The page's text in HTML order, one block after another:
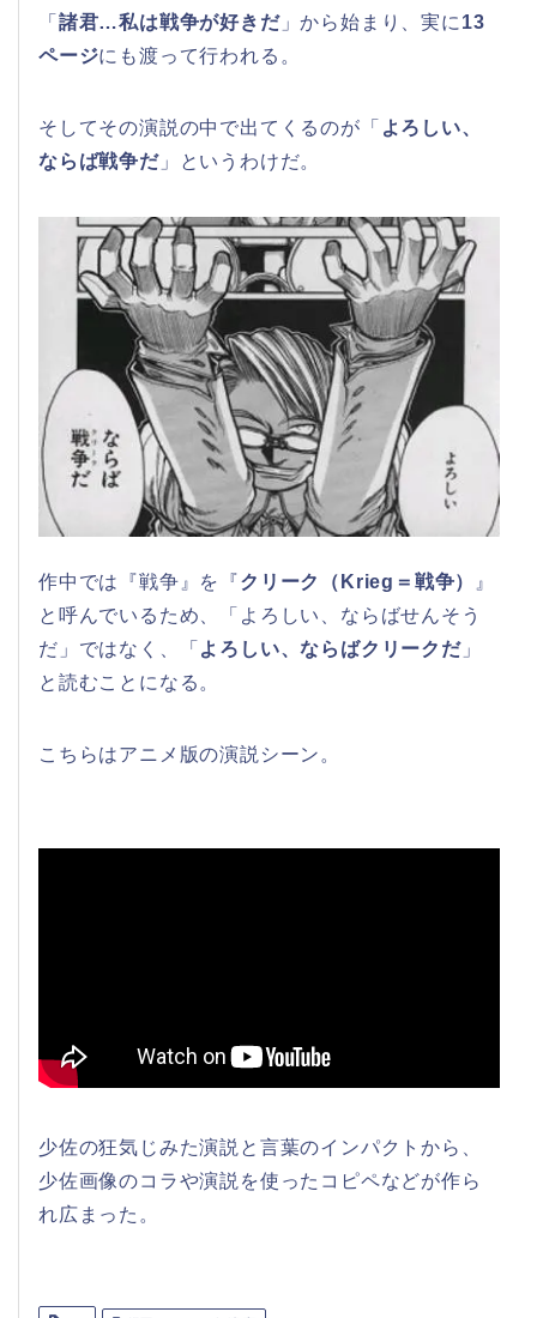
「 諸君…私は戦争が好きだ」から始まり、実に 13
ページにも渡って行われる。
そしてその演説の中で出てくるのが「 よろしい、
ならば戦争だ」というわけだ。
作中では『戦争』を『クリーク（Krieg＝戦争）
』
と呼んでいるため、「よろしい、ならばせんそう
だ」ではなく、「 よろしい、ならばクリークだ」
と読むことになる。
こちらはアニメ版の演説シーン。
少佐の狂気じみた演説と言葉のインパクトから、
少佐画像のコラや演説を使ったコピペなどが作ら
れ広まった。